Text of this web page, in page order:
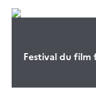
Festival du film